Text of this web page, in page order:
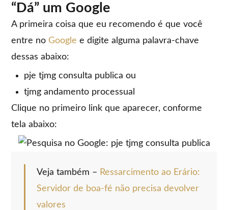
“Dá” um Google
A primeira coisa que eu recomendo é que você
entre noGooglee digite alguma palavra-chave
dessas abaixo:
pje tjmg consulta publica ou
tjmg andamento processual
Clique no primeiro link que aparecer, conforme
tela abaixo:
Veja também – Ressarcimento ao Erário:
Servidor de boa-fé não precisa devolver
valores